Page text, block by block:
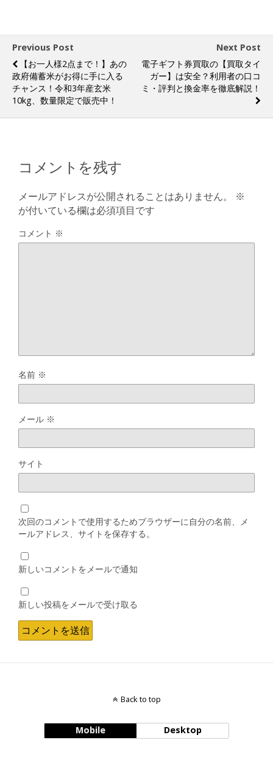
Previous Post
【お一人様2点まで！】あの
政府備蓄米がお得に手に入る
チャンス！令和3年産玄米
10kg、数量限定で販売中！
Next Post
電子ギフト券買取の【買取タイ
ガー】は安全？利用者の口コ
ミ・評判と換金率を徹底解説！
コメントを残す
メールアドレスが公開されることはありません。
※
が付いている欄は必須項目です
コメント ※
名前 ※
メール ※
サイト
次回のコメントで使用するためブラウザーに自分の名前、メ
ールアドレス、サイトを保存する。
新しいコメントをメールで通知
新しい投稿をメールで受け取る
Back to top
Mobile Desktop